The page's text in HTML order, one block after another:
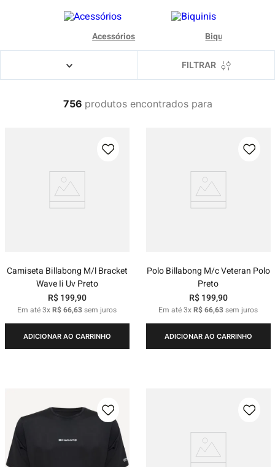
Acessórios Biquinis
FILTRAR
756 produtos
Camiseta Billabong M/l Bracket
Wave Ii Uv Preto
R$ 199,90
Em até3xR$66,63sem juros
ADICIONAR AO CARRINHO
Polo Billabong M/c Veteran Polo
Preto
R$ 199,90
Em até3xR$66,63sem juros
ADICIONAR AO CARRINHO
jaqueta
mochila